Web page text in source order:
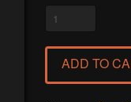
Inele
calamar
quantity
ADD TO